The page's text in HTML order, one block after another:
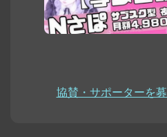
協賛・サポーターを